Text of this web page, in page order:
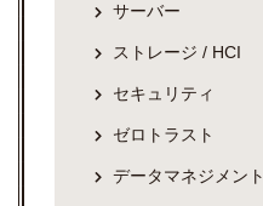
サーバー
ストレージ / HCI
セキュリティ
ゼロトラスト
データマネジメント